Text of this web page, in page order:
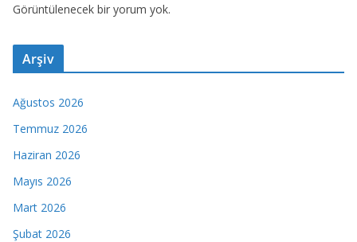
Görüntülenecek bir yorum yok.
Arşiv
Ağustos 2026
Temmuz 2026
Haziran 2026
Mayıs 2026
Mart 2026
Şubat 2026